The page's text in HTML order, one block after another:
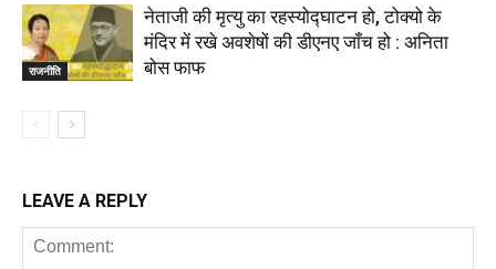
राजनीति
नेताजी की मृत्यु का रहस्योद्घाटन हो, टोक्यो के
मंदिर में रखे अवशेषों की डीएनए जाँच हो : अनिता
बोस फाफ
LEAVE A REPLY